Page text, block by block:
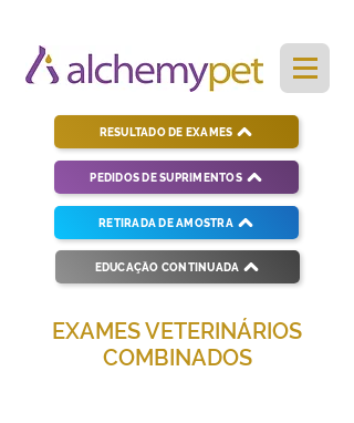
PEDIDOS DE SUPRIMENTOS
RESULTADO DE EXAMES
RETIRADA DE AMOSTRA
EDUCAÇÃO CONTINUADA
EXAMES VETERINÁRIOS
COMBINADOS